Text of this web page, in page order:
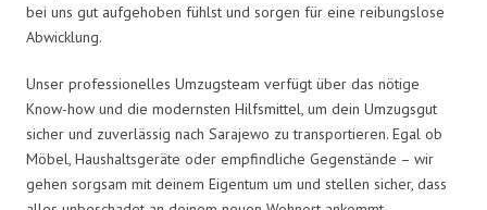
bei uns gut aufgehoben fühlst und sorgen für eine reibungslose
Abwicklung.
Unser professionelles Umzugsteam verfügt über das nötige
Know-how und die modernsten Hilfsmittel, um dein Umzugsgut
sicher und zuverlässig nach Sarajewo zu transportieren. Egal ob
Möbel, Haushaltsgeräte oder empfindliche Gegenstände – wir
gehen sorgsam mit deinem Eigentum um und stellen sicher, dass